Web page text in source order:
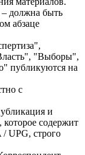
– должна быть
абзаце
"Выборы",
публикуются на
с
и
содержит
UPG, строго